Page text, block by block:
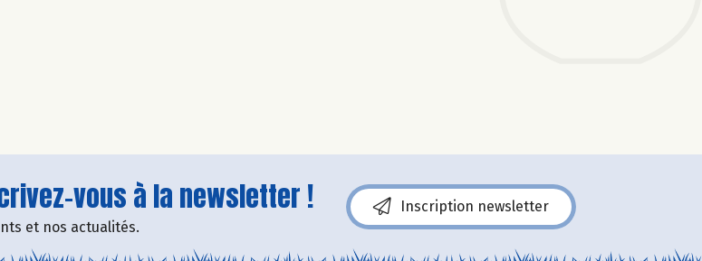
vous à la newsletter !
et nos actualités.
Inscription newsletter